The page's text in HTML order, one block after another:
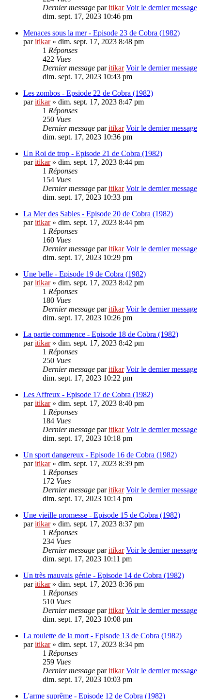
Dernier message paritikar Voir le dernier message
dim. sept. 17, 2023 10:46 pm
Menaces sous la mer - Episode 23 de Cobra (1982)
paritikar» dim. sept. 17, 2023 8:48 pm
1 Réponses
422 Vues
Dernier message paritikar Voir le dernier message
dim. sept. 17, 2023 10:43 pm
Les zombos - Epsiode 22 de Cobra (1982)
paritikar» dim. sept. 17, 2023 8:47 pm
1 Réponses
250 Vues
Dernier message paritikar Voir le dernier message
dim. sept. 17, 2023 10:36 pm
Un Roi de trop - Episode 21 de Cobra (1982)
paritikar» dim. sept. 17, 2023 8:44 pm
1 Réponses
154 Vues
Dernier message paritikar Voir le dernier message
dim. sept. 17, 2023 10:33 pm
La Mer des Sables - Episode 20 de Cobra (1982)
paritikar» dim. sept. 17, 2023 8:44 pm
1 Réponses
160 Vues
Dernier message paritikar Voir le dernier message
dim. sept. 17, 2023 10:29 pm
Une belle - Episode 19 de Cobra (1982)
paritikar» dim. sept. 17, 2023 8:42 pm
1 Réponses
180 Vues
Dernier message paritikar Voir le dernier message
dim. sept. 17, 2023 10:26 pm
La partie commence - Episode 18 de Cobra (1982)
paritikar» dim. sept. 17, 2023 8:42 pm
1 Réponses
250 Vues
Dernier message paritikar Voir le dernier message
dim. sept. 17, 2023 10:22 pm
Les Affreux - Episode 17 de Cobra (1982)
paritikar» dim. sept. 17, 2023 8:40 pm
1 Réponses
184 Vues
Dernier message paritikar Voir le dernier message
dim. sept. 17, 2023 10:18 pm
Un sport dangereux - Episode 16 de Cobra (1982)
paritikar» dim. sept. 17, 2023 8:39 pm
1 Réponses
172 Vues
Dernier message paritikar Voir le dernier message
dim. sept. 17, 2023 10:14 pm
Une vieille promesse - Episode 15 de Cobra (1982)
paritikar» dim. sept. 17, 2023 8:37 pm
1 Réponses
234 Vues
Dernier message paritikar Voir le dernier message
dim. sept. 17, 2023 10:11 pm
Un très mauvais génie - Episode 14 de Cobra (1982)
paritikar» dim. sept. 17, 2023 8:36 pm
1 Réponses
510 Vues
Dernier message paritikar Voir le dernier message
dim. sept. 17, 2023 10:08 pm
La roulette de la mort - Episode 13 de Cobra (1982)
paritikar» dim. sept. 17, 2023 8:34 pm
1 Réponses
259 Vues
Dernier message paritikar Voir le dernier message
dim. sept. 17, 2023 10:03 pm
L'arme suprême - Episode 12 de Cobra (1982)